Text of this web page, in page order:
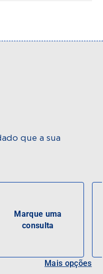
que a sua
Marque uma
consulta
Mais opções